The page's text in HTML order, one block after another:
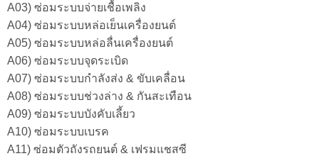
A03) ซ่อมระบบจ่ายเชื้อเพลิง
A04) ซ่อมระบบหล่อเย็นเครื่องยนต์
A05) ซ่อมระบบหล่อลื่นเครื่องยนต์
A06) ซ่อมระบบจุดระเบิด
A07) ซ่อมระบบกำลังส่ง & ขับเคลื่อน
A08) ซ่อมระบบช่วงล่าง & กันสะเทือน
A09) ซ่อมระบบบังคับเลี้ยว
A10) ซ่อมระบบเบรค
A11) ซ่อมตัวถังรถยนต์ & เฟรมแชสซี